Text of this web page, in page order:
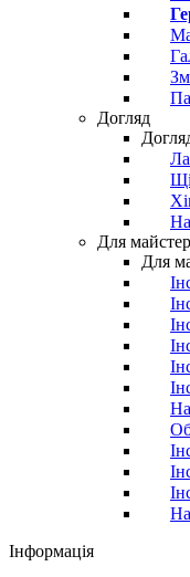
Догляд
Для
Для
Інформація